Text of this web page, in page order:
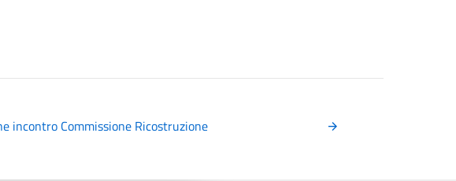
incontro Commissione Ricostruzione